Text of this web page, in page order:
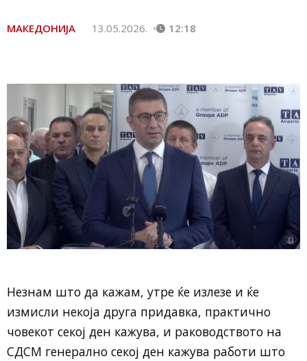
МАКЕДОНИЈА 13.05.2026. 12:18
Незнам што да кажам, утре ќе излезе и ќе
измисли некоја друга придавка, практично
човекот секој ден кажува, и раководството на
СДСМ генерално секој ден кажува работи што